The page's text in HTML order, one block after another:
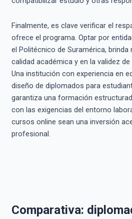
Finalmente, es clave verificar el
ofrece el programa. Optar por
el Politécnico de Suramérica,
calidad académica y en la validez
Una institución con experiencia en
diseño de diplomados para
garantiza una formación
con las exigencias del entorno
cursos online sean una inversión
profesional.
Comparativa: